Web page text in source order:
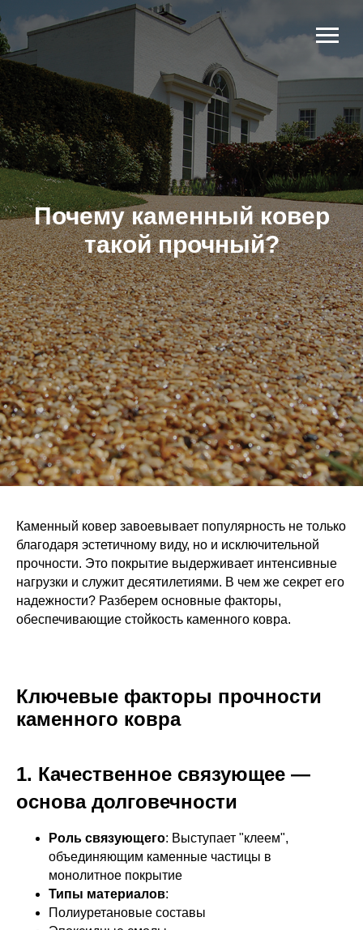
Почему каменный ковер
такой прочный?
Каменный ковер завоевывает популярность не только
благодаря эстетичному виду, но и исключительной
прочности. Это покрытие выдерживает интенсивные
нагрузки и служит десятилетиями. В чем же секрет его
надежности? Разберем основные факторы,
обеспечивающие стойкость каменного ковра.
Ключевые факторы прочности
каменного ковра
1. Качественное связующее —
основа долговечности
Роль связующего: Выступает "клеем",
объединяющим каменные частицы в
монолитное покрытие
Типы материалов:
Полиуретановые составы